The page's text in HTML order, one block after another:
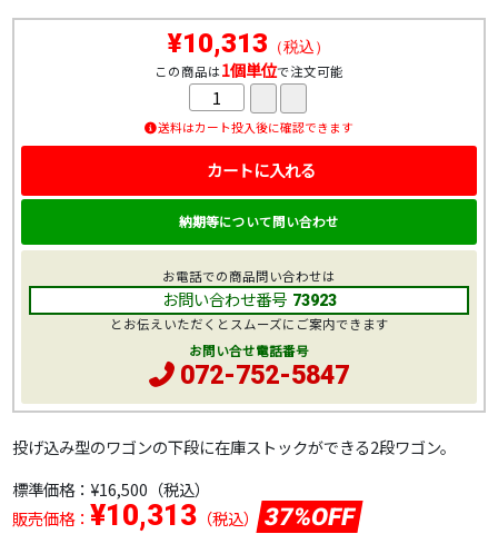
投げ込み型のワゴンの下段に在庫ストックができる2段ワゴン。
標準価格： ¥16,500 （税込）
販売価格： ¥10,313（税込） 37%OFF
¥10,313 （税込）
この商品は1個単位で注文可能
送料はカート投入後に確認できます
カートに入れる
納期等について問い合わせ
お電話での商品問い合わせは
お問い合わせ番号 73923
とお伝えいただくとスムーズにご案内できます
お問い合せ電話番号
072-752-5847